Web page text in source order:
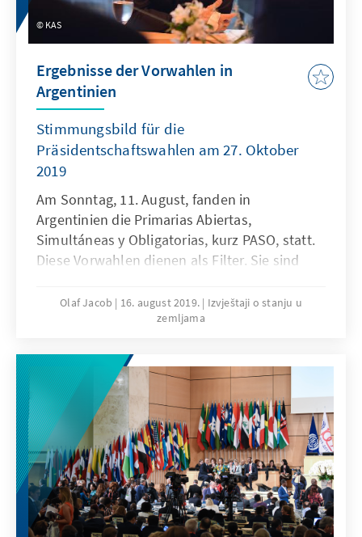
KAS
Ergebnisse der Vorwahlen in
Argentinien
Stimmungsbild für die
Präsidentschaftswahlen am 27. Oktober
2019
Am Sonntag, 11. August, fanden in
Argentinien die Primarias Abiertas,
Simultáneas y Obligatorias, kurz PASO, statt.
Diese Vorwahlen dienen als Filter. Sie sind
Kandidaten sich letztendlich am 27. Oktober
bei den Präsidentschaftswahlen stellen
über die allgemeine Stimmung im Land dar.
Olaf Jacob 16. august 2019.
Izvještaji o stanju u
zemljama